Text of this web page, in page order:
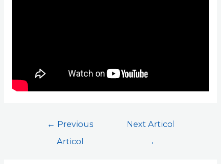
← Previous
Articol
Next Articol
→